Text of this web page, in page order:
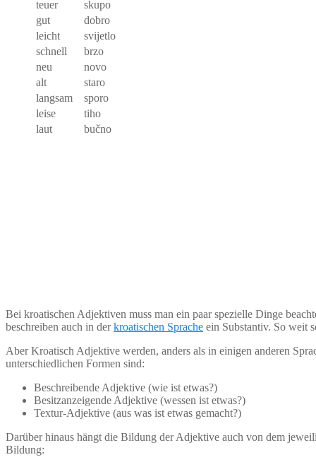
teuer
skupo
gut
dobro
leicht
svijetlo
schnell
brzo
neu
novo
alt
staro
langsam
sporo
leise
tiho
laut
bučno
Bei kroatischen Adjektiven muss man ein paar spezielle Dinge
beschreiben auch in derkroatischen Sprache ein Substantiv. So weit
Aber Kroatisch Adjektive werden, anders als in einigen anderen
unterschiedlichen Formen sind:
Beschreibende Adjektive (wie ist etwas?)
Besitzanzeigende Adjektive (wessen ist etwas?)
Textur-Adjektive (aus was ist etwas gemacht?)
Darüber hinaus hängt die Bildung der Adjektive auch von dem
Bildung: